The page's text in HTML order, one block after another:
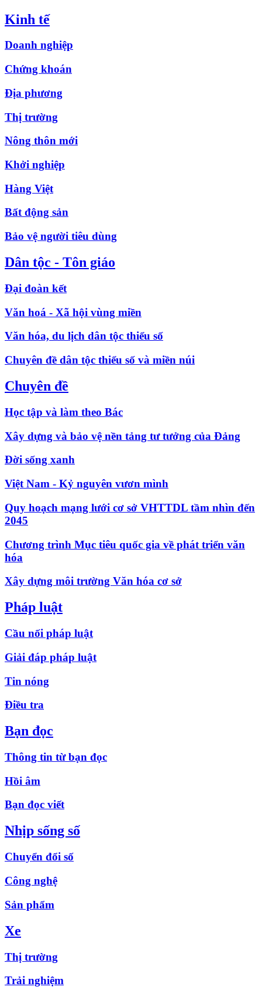
Kinh tế
Doanh nghiệp
Chứng khoán
Địa phương
Thị trường
Nông thôn mới
Khởi nghiệp
Hàng Việt
Bất động sản
Bảo vệ người tiêu dùng
Dân tộc - Tôn giáo
Đại đoàn kết
Văn hoá - Xã hội vùng miền
Văn hóa, du lịch dân tộc thiểu số
Chuyên đề dân tộc thiểu số và miền núi
Chuyên đề
Học tập và làm theo Bác
Xây dựng và bảo vệ nền tảng tư tưởng của Đảng
Đời sống xanh
Việt Nam - Kỷ nguyên vươn mình
Quy hoạch mạng lưới cơ sở VHTTDL tầm nhìn đến
2045
Chương trình Mục tiêu quốc gia về phát triển văn
hóa
Xây dựng môi trường Văn hóa cơ sở
Pháp luật
Cầu nối pháp luật
Giải đáp pháp luật
Tin nóng
Điều tra
Bạn đọc
Thông tin từ bạn đọc
Hồi âm
Bạn đọc viết
Nhịp sống số
Chuyển đổi số
Công nghệ
Sản phẩm
Xe
Thị trường
Trải nghiệm